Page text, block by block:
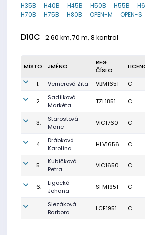
H35B
H40B H45B H50B H55B
H70B
H75B H80B OPEN-M OPEN-S
D10C 2.60 km, 70 m, 8 kontrol
MÍSTO JMÉNO
REG.
ČÍSLO
1. Vernerová Zita VBM1651 C
2.
Sadílková
Markéta
TZL1851 C
3.
Starostová
Marie
VIC1760 C
4.
Drábková
Karolína
HLV1656 C
5.
Kubíčková
Petra
VIC1650 C
6.
Ligocká
Johana
SFM1951 C
Slezáková
Barbora
LCE1951 C